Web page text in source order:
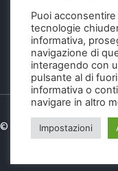
© 2023 Birra Informa. All
Puoi acconsentire
tecnologie
informativa,
navigazione di
interagendo con
pulsante al di
informativa o
navigare in altro
Impostazioni